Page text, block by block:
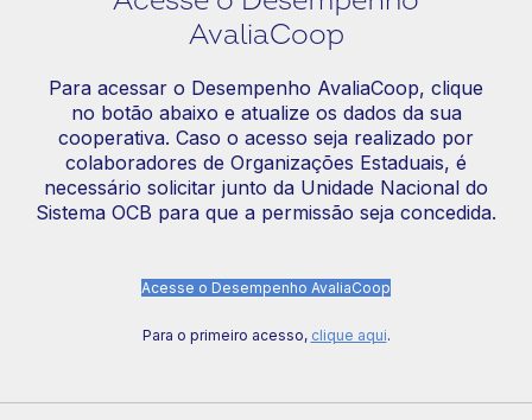
AvaliaCoop
Para acessar o Desempenho AvaliaCoop, clique
no botão abaixo e atualize os dados da sua
cooperativa. Caso o acesso seja realizado por
colaboradores de Organizações Estaduais, é
necessário solicitar junto da Unidade Nacional do
Sistema OCB para que a permissão seja concedida.
Acesse o Desempenho AvaliaCoop
Para o primeiro acesso, clique aqui.